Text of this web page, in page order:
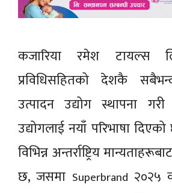
कजारिया रमेश टायल्स
प्रविधिसहितको देशकै
उत्पादन उद्योग स्थापना
उद्योगलाई नयाँ परिभाषा
विभिन्न अन्तर्राष्ट्रिय
छ, जसमा Superbrand २०२५